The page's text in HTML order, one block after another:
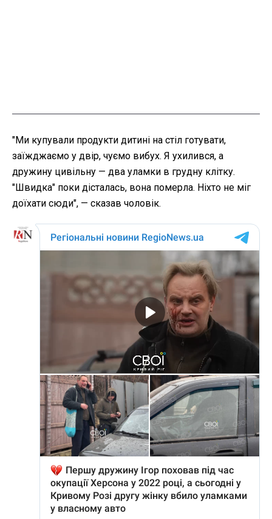
"Ми купували продукти дитині на стіл готувати,
заїжджаємо у двір, чуємо вибух. Я ухилився, а
дружину цивільну — два уламки в грудну клітку.
"Швидка" поки дісталась, вона померла. Ніхто не міг
доїхати сюди", — сказав чоловік.